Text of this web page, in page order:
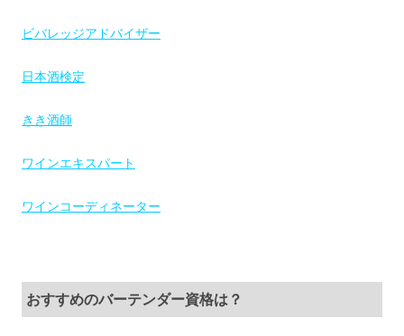
ビバレッジアドバイザー
日本酒検定
きき酒師
ワインエキスパート
ワインコーディネーター
おすすめのバーテンダー資格は？